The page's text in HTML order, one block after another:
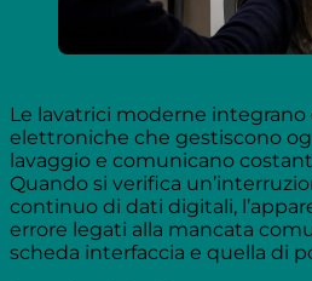
Le lavatrici moderne
elettroniche che gestiscono
lavaggio e comunicano
Quando si verifica
continuo di dati digitali,
errore legati alla mancata
scheda interfaccia e quella di